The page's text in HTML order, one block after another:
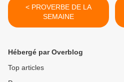
< PROVERBE DE LA
SEMAINE
Hébergé par Overblog
Top articles